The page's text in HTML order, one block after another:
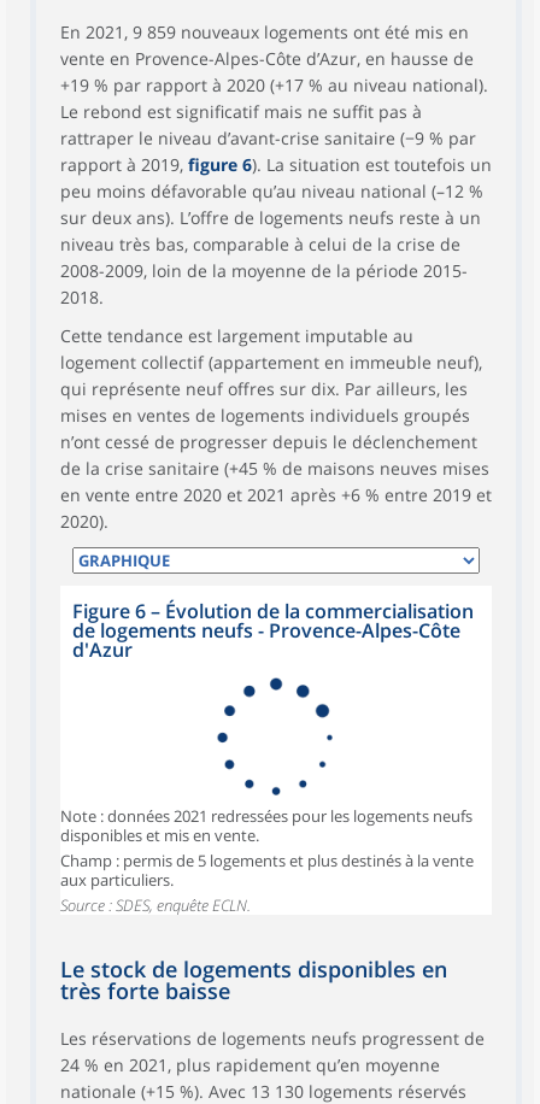
En 2021, 9 859 nouveaux logements ont été mis en
vente en Provence-Alpes-Côte d’Azur, en hausse de
+19 % par rapport à 2020 (+17 % au niveau national).
Le rebond est significatif mais ne suffit pas à
rattraper le niveau d’avant-crise sanitaire (−9 % par
rapport à 2019, figure 6). La situation est toutefois un
peu moins défavorable qu’au niveau national (–12 %
sur deux ans). L’offre de logements neufs reste à un
niveau très bas, comparable à celui de la crise de
2008-2009, loin de la moyenne de la période 2015-
2018.
Cette tendance est largement imputable au
logement collectif (appartement en immeuble neuf),
qui représente neuf offres sur dix. Par ailleurs, les
mises en ventes de logements individuels groupés
n’ont cessé de progresser depuis le déclenchement
de la crise sanitaire (+45 % de maisons neuves mises
en vente entre 2020 et 2021 après +6 % entre 2019 et
2020).
Figure 6– Évolution de la commercialisation
de logements neufs - Provence-Alpes-Côte
d'Azur
Note : données 2021 redressées pour les logements neufs
disponibles et mis en vente.
Champ : permis de 5 logements et plus destinés à la vente
aux particuliers.
Source : SDES, enquête ECLN.
Le stock de logements disponibles en
très forte baisse
Les réservations de logements neufs progressent de
24 % en 2021, plus rapidement qu’en moyenne
nationale (+15 %). Avec 13 130 logements réservés